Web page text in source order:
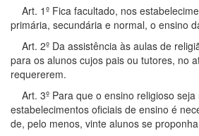
Art. 1º Fica facultado, nos
primária, secundária e normal, o ensino
Art. 2º Da assistência às aulas de
para os alunos cujos pais ou tutores, no
requererem.
Art. 3º Para que o ensino religioso seja
estabelecimentos oficiais de ensino é
de, pelo menos, vinte alunos se